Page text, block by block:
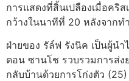
การแสดงที่สิ้นเปลืองเมื่อคริ
กว้างในนาทีที่ 20 หลังจาก
ฝ่ายของ รัล์ฟ รังนิค เป็นผู้น
ดอน ซานโช รวบรวมการส่ง
กลับบ้านด้วยการโก่งตัว